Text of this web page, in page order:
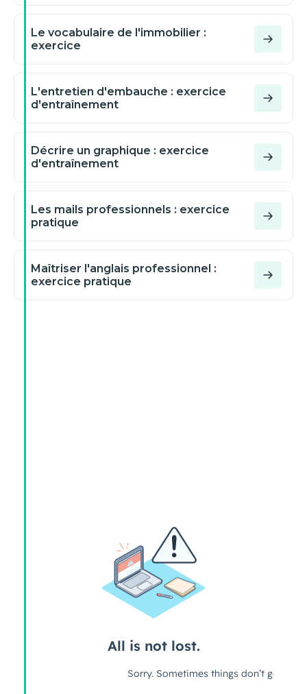
Le vocabulaire de l'immobilier :
exercice
L'entretien d'embauche : exercice
d'entraînement
Décrire un graphique : exercice
d'entraînement
Les mails professionnels : exercice
pratique
Maîtriser l'anglais professionnel :
exercice pratique